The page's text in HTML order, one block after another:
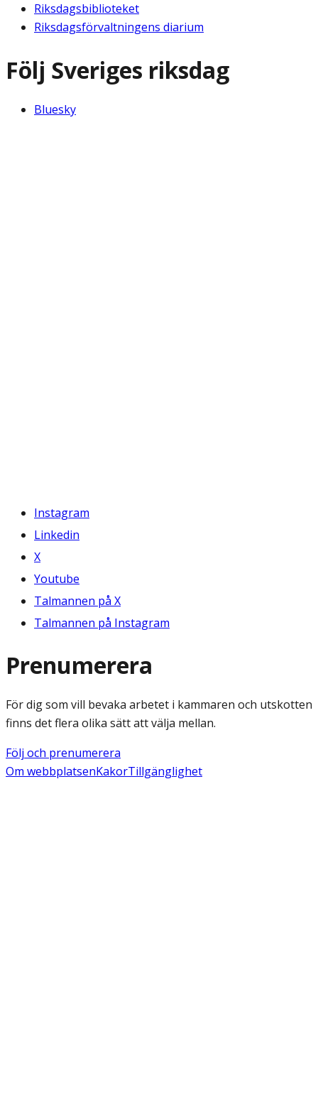
Riksdagsbiblioteket
Riksdagsförvaltningens diarium
Följ Sveriges riksdag
Bluesky
Instagram
Linkedin
X
Youtube
Talmannen på X
Talmannen på Instagram
Prenumerera
För dig som vill bevaka arbetet i kammaren och utskotten
finns det flera olika sätt att välja mellan.
Följ och prenumerera
Om webbplatsenKakorTillgänglighet